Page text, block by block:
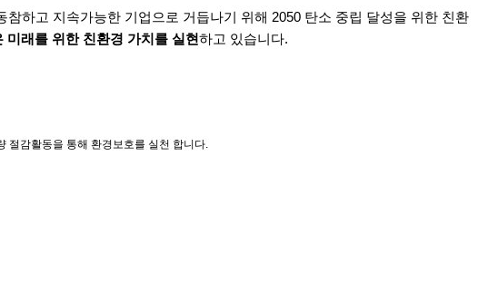
참하고 지속가능한 기업 으로 거듭나기 위해 2050 탄소 중립 달성을 위한 친환
래를 위한 친환경 가치를 실현하고 있습니다.
절감활동을 통해 환경보호를 실천 합니다.